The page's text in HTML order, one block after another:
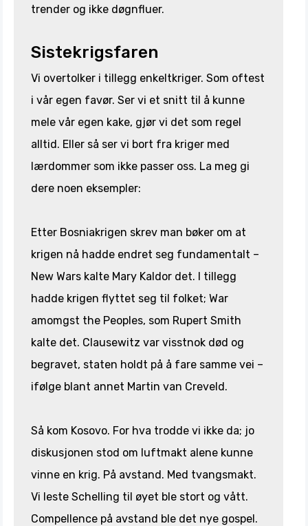
trender og ikke døgnfluer.
Sistekrigsfaren
Vi overtolker i tillegg enkeltkriger. Som oftest
i vår egen favør. Ser vi et snitt til å kunne
mele vår egen kake, gjør vi det som regel
alltid. Eller så ser vi bort fra kriger med
lærdommer som ikke passer oss. La meg gi
dere noen eksempler:
Etter Bosniakrigen skrev man bøker om at
krigen nå hadde endret seg fundamentalt –
New Wars kalte Mary Kaldor det. I tillegg
hadde krigen flyttet seg til folket; War
amomgst the Peoples, som Rupert Smith
kalte det. Clausewitz var visstnok død og
begravet, staten holdt på å fare samme vei –
ifølge blant annet Martin van Creveld.
Så kom Kosovo. For hva trodde vi ikke da; jo
diskusjonen stod om luftmakt alene kunne
vinne en krig. På avstand. Med tvangsmakt.
Vi leste Schelling til øyet ble stort og vått.
Compellence på avstand ble det nye gospel.